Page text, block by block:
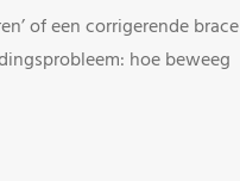
of een corrigerende brace
hoe beweeg